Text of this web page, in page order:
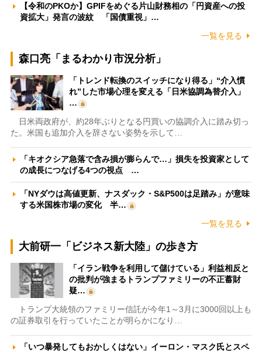
【令和のPKOか】GPIFをめぐる片山財務相の「円資産への投
資拡大」発言の波紋 「国債重視」…
一覧を見る
森口亮「まるわかり市況分析」
「トレンド転換のスイッチになり得る」“介入慣
れ”した市場心理を変える「日米協調為替介入」
…
日米両政府が、約28年ぶりとなる円買いの協調介入に踏み切っ
た。米国も追加介入を辞さない姿勢を示して…
「キオクシア急落で含み損が膨らんで…」損失を投資家として
の成長につなげる4つの視点 …
「NYダウは高値更新、ナスダック・S&P500は足踏み」が意味
する米国株市場の変化 半…
一覧を見る
大前研一「ビジネス新大陸」の歩き方
「イラン戦争を利用して儲けている」利益相反と
の批判が強まるトランプファミリーの不正蓄財
疑…
トランプ大統領のファミリー信託が今年1～3月に3000回以上も
の証券取引を行っていたことが明らかになり…
「いつ暴発してもおかしくはない」イーロン・マスク氏とスペ